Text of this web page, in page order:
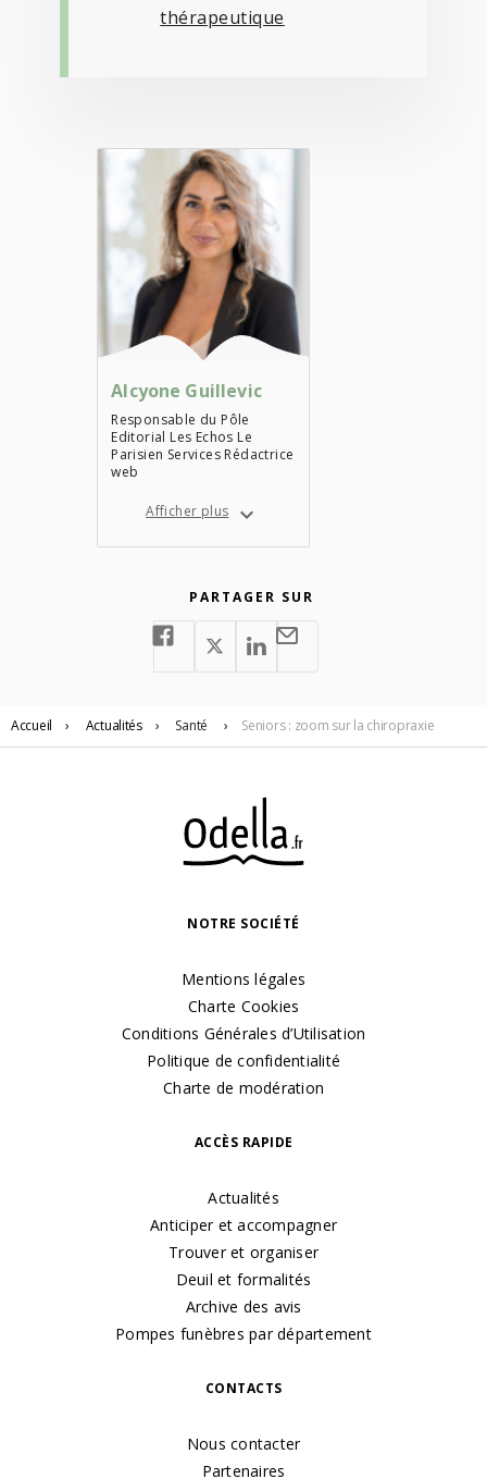
Alcyone Guillevic
Responsable du Pôle
Editorial Les Echos Le
Parisien Services Rédactrice
web
Afficher plus
PARTAGER SUR
thérapeutique
Accueil › Actualités › Santé › Seniors : zoom sur la chiropraxie
NOTRE SOCIÉTÉ
Mentions légales
Charte Cookies
Conditions Générales d’Utilisation
Politique de confidentialité
Charte de modération
ACCÈS RAPIDE
Actualités
Anticiper et accompagner
Trouver et organiser
Deuil et formalités
Archive des avis
Pompes funèbres par département
CONTACTS
Nous contacter
Partenaires